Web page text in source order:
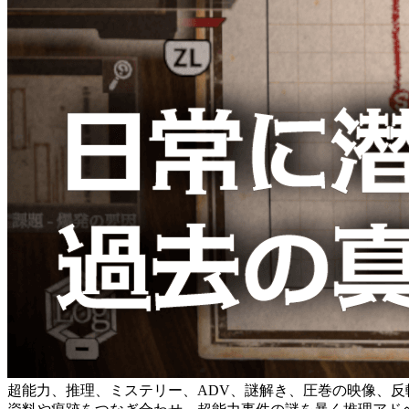
超能力、推理、ミステリー、ADV、謎解き、圧巻の映像、反